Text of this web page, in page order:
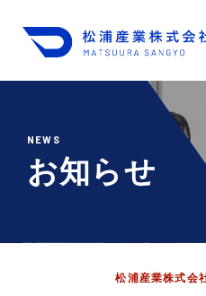
会員限定
紙袋用把手
タックハンドル
NEWS
お知らせ
松浦産業株式会